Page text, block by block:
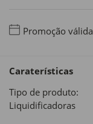
Promoção
Caraterísticas
Tipo de produto:
Liquidificadoras